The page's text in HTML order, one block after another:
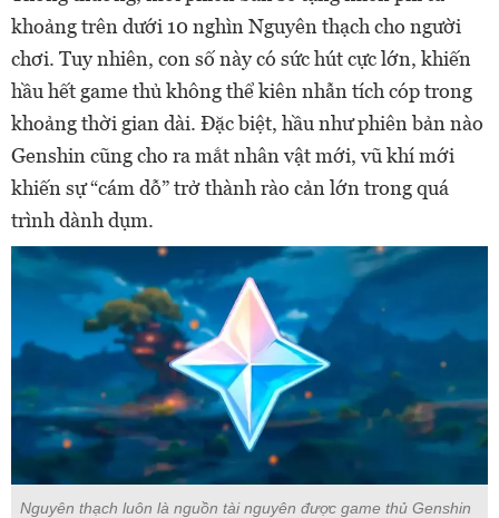
khoảng trên dưới 10 nghìn Nguyên thạch cho người
chơi. Tuy nhiên, con số này có sức hút cực lớn, khiến
hầu hết game thủ không thể kiên nhẫn tích cóp trong
khoảng thời gian dài. Đặc biệt, hầu như phiên bản nào
Genshin cũng cho ra mắt nhân vật mới, vũ khí mới
khiến sự “cám dỗ” trở thành rào cản lớn trong quá
trình dành dụm.
Nguyên thạch luôn là nguồn tài nguyên được game thủ Genshin